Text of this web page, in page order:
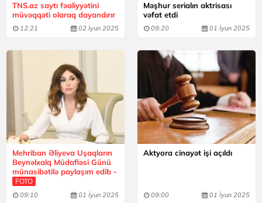
TNS.az saytı fəaliyyətini
müvəqqəti olaraq dayandırır
12:21 02 İyun 2025
Məşhur serialın aktrisası
vəfat etdi
09:20 01 İyun 2025
Mehriban Əliyeva Uşaqların
Beynəlxalq Müdafiəsi Günü
münasibətilə paylaşım edib -
FOTO
09:10 01 İyun 2025
Aktyora cinayət işi açıldı
09:00 01 İyun 2025